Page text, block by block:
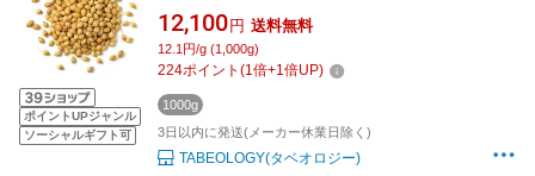
ポイントUPジャンル
ソーシャルギフト可
スパイスセット スパイスカレー おしゃれ 調味
料 キャンプ 手作り料理 オールスパイス 食品
中華 ギフト 業務用 プレゼント ママ友 お家ごは
12,100 円 送料無料
12.1円/g (1,000g)
224ポイント (1倍+1倍UP)
1000g
3日以内に発送(メーカー休業日除く)
TABEOLOGY(タベオロジー)